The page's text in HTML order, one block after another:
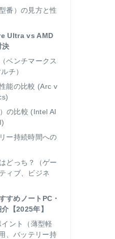
番）の見方と性
Ultra vs AMD
決
ベンチマークス
チ）
能の比較 (Arc v
の比較 (Intel AI
ー持続時間への
どっち？（ゲー
ィブ、ビジネ
すめノートPC・
【2025年】
ント（薄型軽
、バッテリー持